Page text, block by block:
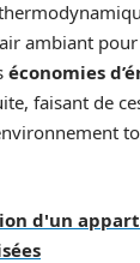
ambiant
économies
faisant de
d'un